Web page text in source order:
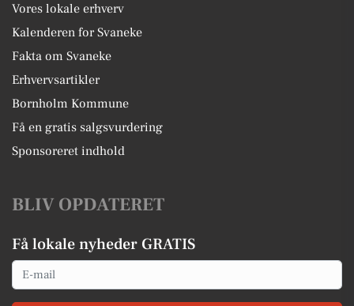
Vores lokale erhverv
Kalenderen for Svaneke
Fakta om Svaneke
Erhvervsartikler
Bornholm Kommune
Få en gratis salgsvurdering
Sponsoreret indhold
BLIV OPDATERET
Få lokale nyheder GRATIS
Email